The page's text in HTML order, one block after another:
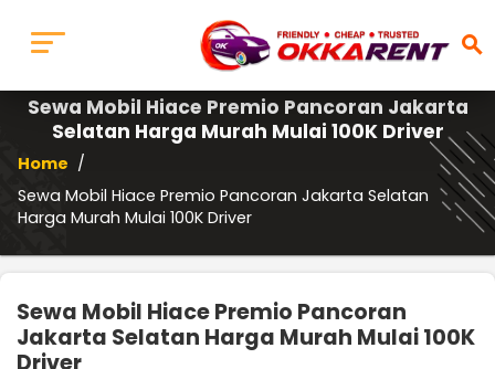
search
Sewa Mobil Hiace Premio Pancoran Jakarta
Selatan Harga Murah Mulai 100K Driver
Home /
Sewa Mobil Hiace Premio Pancoran Jakarta Selatan
Harga Murah Mulai 100K Driver
Sewa Mobil Hiace Premio Pancoran
Jakarta Selatan Harga Murah Mulai 100K
Driver